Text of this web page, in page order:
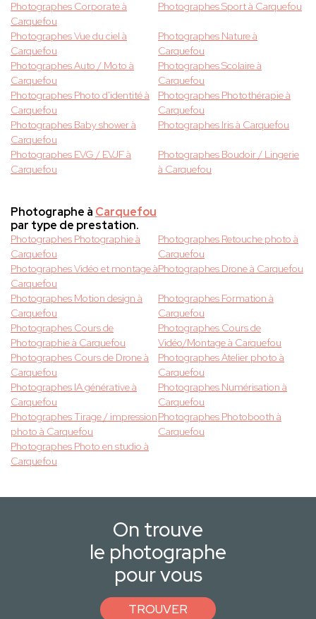
Photographes Corporate à
Carquefou
Photographes Sport à Carquefou
Photographes Vue du ciel à
Carquefou
Photographes Nature à
Carquefou
Photographes Auto / Moto à
Carquefou
Photographes Scolaire à
Carquefou
Photographes Photo d'identité à
Carquefou
Photographes Photothérapie à
Carquefou
Photographes Baby shower à
Carquefou
Photographes Iris à Carquefou
Photographes EVG / EVJF à
Carquefou
Photographes Boudoir / Lingerie
à Carquefou
Photographe à Carquefou
par type de prestation.
Photographes Photographie à
Carquefou
Photographes Retouche photo à
Carquefou
Photographes Vidéo et montage à
Carquefou
Photographes Drone à Carquefou
Photographes Motion design à
Carquefou
Photographes Formation à
Carquefou
Photographes Cours de
Photographie à Carquefou
Photographes Cours de
Vidéo/Montage à Carquefou
Photographes Cours de Drone à
Carquefou
Photographes Atelier photo à
Carquefou
Photographes IA générative à
Carquefou
Photographes Numérisation à
Carquefou
Photographes Tirage / impression
photo à Carquefou
Photographes Photobooth à
Carquefou
Photographes Photo en studio à
Carquefou
On trouve
le photographe
pour vous
TROUVER